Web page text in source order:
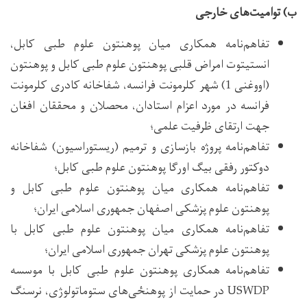
ب) توامیت‌های خارجی
تفاهم‌نامه همکاری میان پوهنتون علوم طبی کابل،
انستیتوت امراض قلبی پوهنتون علوم طبی کابل و پوهنتون
(اووغنی 1) شهر کلرمونت فرانسه، شفاخانه کادری کلرمونت
فرانسه در مورد اعزام استادان، محصلان و محققان افغان
جهت ارتقای ظرفیت‌ علمی؛
تفاهم‌نامه پروژه بازسازی و ترمیم (ریستوراسیون) شفاخانه
دوکتور رفقی بیگ اورگا پوهنتون علوم طبی کابل؛
تفاهم‌نامه همکاری میان پوهنتون علوم طبی کابل و
پوهنتون علوم پزشکی اصفهان جمهوری اسلامی ایران؛
تفاهم‌نامه همکاری میان پوهنتون علوم طبی کابل با
پوهنتون علوم پزشکی تهران جمهوری اسلامی ایران؛
تفاهم‌نامه همکاری پوهنتون علوم طبی کابل با موسسه
USWDP در حمایت از پوهنځی‌های ستوماتولوژی، نرسنگ